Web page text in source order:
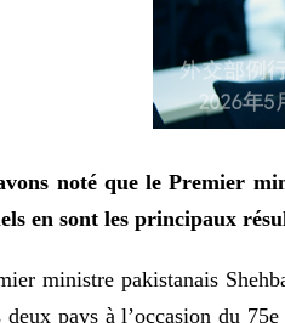
noté que le Premier
en sont les principaux
ministre pakistanais
pays à l’occasion du